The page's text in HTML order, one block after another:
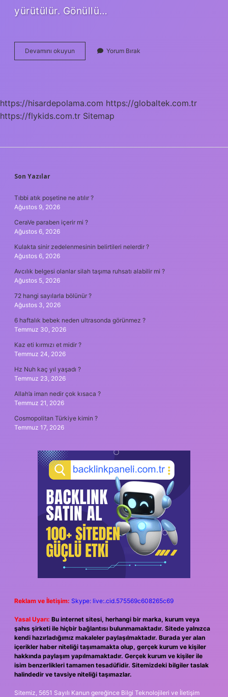
yürütülür. Gönüllü…
Devamını okuyun
Esirgeme
Yorum Bırak
https://hisardepolama.com https://globaltek.com.tr
https://flykids.com.tr Sitemap
SIDEBAR
Son Yazılar
Tıbbi atık poşetine ne atılır ?
Ağustos 9, 2026
CeraVe paraben içerir mi ?
Ağustos 6, 2026
Kulakta sinir zedelenmesinin belirtileri nelerdir ?
Ağustos 6, 2026
Avcılık belgesi olanlar silah taşıma ruhsatı alabilir mi ?
Ağustos 5, 2026
72 hangi sayılarla bölünür ?
Ağustos 3, 2026
6 haftalık bebek neden ultrasonda görünmez ?
Temmuz 30, 2026
Kaz eti kırmızı et midir ?
Temmuz 24, 2026
Hz Nuh kaç yıl yaşadı ?
Temmuz 23, 2026
Allah’a iman nedir çok kısaca ?
Temmuz 21, 2026
Cosmopolitan Türkiye kimin ?
Temmuz 17, 2026
Reklam ve İletişim: Skype: live:.cid.575569c608265c69
Yasal Uyarı: Bu internet sitesi, herhangi bir marka, kurum veya
şahıs şirketi ile hiçbir bağlantısı bulunmamaktadır. Sitede yalnızca
kendi hazırladığımız makaleler paylaşılmaktadır. Burada yer alan
içerikler haber niteliği taşımamakta olup, gerçek kurum ve kişiler
hakkında paylaşım yapılmamaktadır. Gerçek kurum ve kişiler ile
isim benzerlikleri tamamen tesadüfidir. Sitemizdeki bilgiler taslak
halindedir ve tavsiye niteliği taşımazlar.
Sitemiz, 5651 Sayılı Kanun gereğince Bilgi Teknolojileri ve İletişim